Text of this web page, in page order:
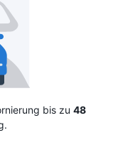
bis zu 48